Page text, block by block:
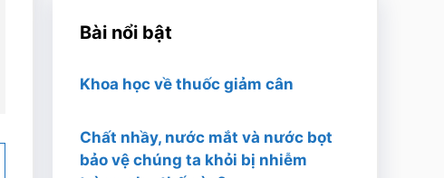
Bài nổi bật
Khoa học về thuốc giảm cân
Chất nhầy, nước mắt và nước bọt
bảo vệ chúng ta khỏi bị nhiễm